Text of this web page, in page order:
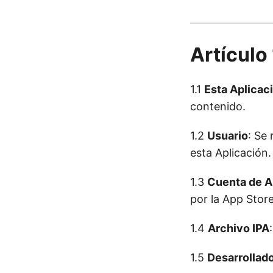
Artículo
1.1 Esta
contenido.
1.2 Usuario: Se
esta Aplicación.
1.3 Cuenta de
por la App
1.4 Archivo IPA
1.5